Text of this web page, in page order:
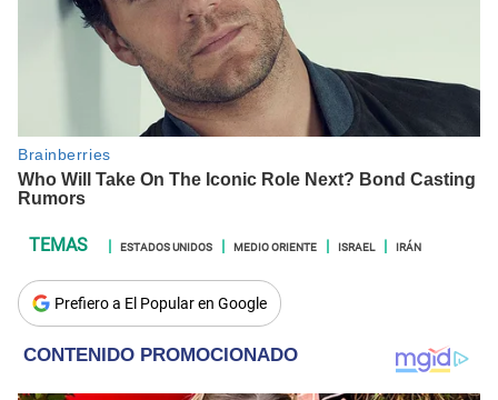
ESTADOS UNIDOS MEDIO ORIENTE ISRAEL IRÁN
Prefiero a El Popular en Google